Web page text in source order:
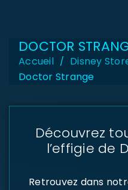
DOCTOR
Accueil / Disney
Doctor Strange
Découvrez
l’effigie de
Retrouvez dans